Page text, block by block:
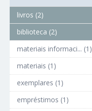
livros (2)
biblioteca (2)
materiais informaci... (1)
materiais (1)
exemplares (1)
empréstimos (1)